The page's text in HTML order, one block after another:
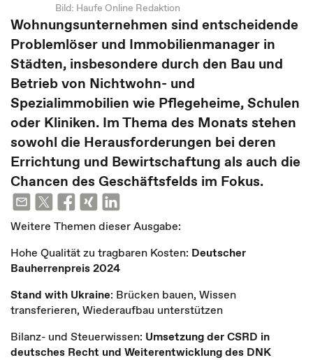
Bild: Haufe Online Redaktion
Wohnungsunternehmen sind entscheidende
Problemlöser und Immobilienmanager in
Städten, insbesondere durch den Bau und
Betrieb von Nichtwohn- und
Spezialimmobilien wie Pflegeheime, Schulen
oder Kliniken. Im Thema des Monats stehen
sowohl die Herausforderungen bei deren
Errichtung und Bewirtschaftung als auch die
Chancen des Geschäftsfelds im Fokus.
Weitere Themen dieser Ausgabe:
Hohe Qualität zu tragbaren Kosten: Deutscher
Bauherrenpreis 2024
Stand with Ukraine: Brücken bauen, Wissen
transferieren, Wiederaufbau unterstützen
Bilanz- und Steuerwissen: Umsetzung der CSRD in
deutsches Recht und Weiterentwicklung des DNK